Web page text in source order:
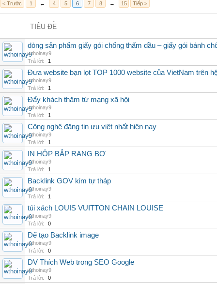
< Trước 1 ← 4 5 6 7 8 → 15 Tiếp >
TIÊU ĐỀ
dòng sản phẩm giấy gói chống thấm dầu – giấy gói bánh
wthoinay9
Trả lời:
1
Đưa website bạn lọt TOP 1000 website của VietNam trên
wthoinay9
Trả lời:
1
Đẩy khách thăm từ mạng xã hội
wthoinay9
Trả lời:
1
Công nghệ đăng tin ưu việt nhất hiện nay
wthoinay9
Trả lời:
1
IN HÔP BẮP RANG BƠ
wthoinay9
Trả lời:
1
Backlink GOV kim tự tháp
wthoinay9
Trả lời:
1
túi xách LOUIS VUITTON CHAIN LOUISE
wthoinay9
Trả lời:
0
Để tạo Backlink image
wthoinay9
Trả lời:
0
DV Thích Web trong SEO Google
wthoinay9
Trả lời:
0